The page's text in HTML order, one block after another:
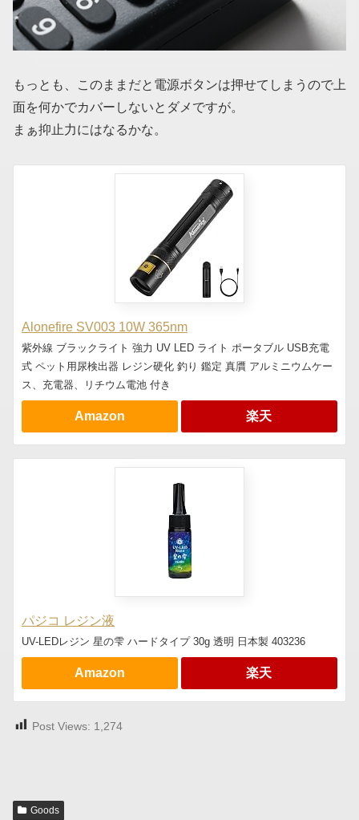
もっとも、このままだと電源ボタンは押せてしまうので上
面を何かでカバーしないとダメですが。
まぁ抑止力にはなるかな。
Alonefire SV003 10W 365nm
紫外線 ブラックライト 強力 UV LED ライト ポータブル USB充電
式 ペット用尿検出器 レジン硬化 釣り 鑑定 真贋 アルミニウムケー
ス、充電器、リチウム電池 付き
Amazon 楽天
パジコ レジン液
UV-LEDレジン 星の雫 ハードタイプ 30g 透明 日本製 403236
Amazon 楽天
Post Views: 1,274
Goods